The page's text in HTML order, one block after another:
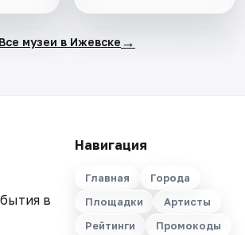
Все музеи в Ижевске →
в
Навигация
Главная
Города
Площадки
Артисты
Рейтинги
Промокоды